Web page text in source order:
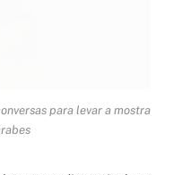
para levar a mostra